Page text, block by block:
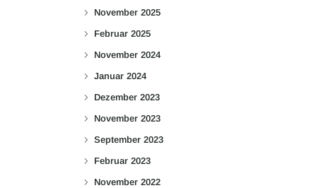
November 2025
Februar 2025
November 2024
Januar 2024
Dezember 2023
November 2023
September 2023
Februar 2023
November 2022